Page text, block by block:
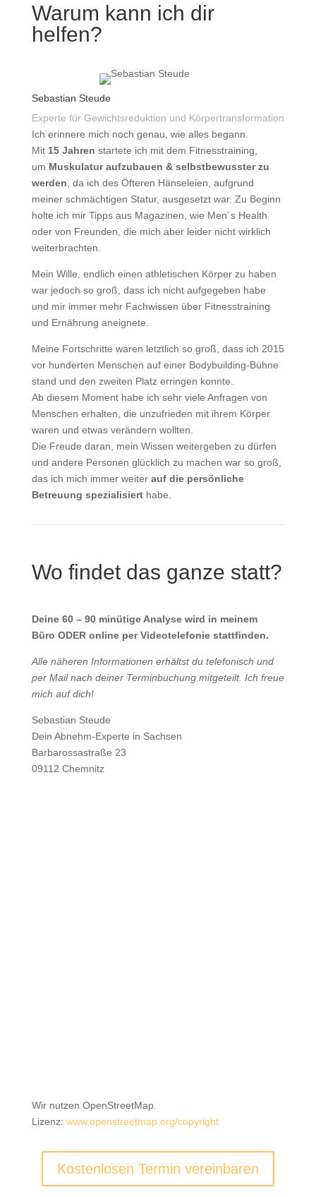
Warum kann ich dir
helfen?
Sebastian Steude
Experte für Gewichtsreduktion und Körpertransformation
Ich erinnere mich noch genau, wie alles begann.
Mit 15 Jahren startete ich mit dem Fitnesstraining,
um Muskulatur aufzubauen & selbstbewusster zu
werden , da ich des Öfteren Hänseleien, aufgrund
meiner schmächtigen Statur, ausgesetzt war. Zu Beginn
holte ich mir Tipps aus Magazinen, wie Men´s Health
oder von Freunden, die mich aber leider nicht wirklich
weiterbrachten.
Mein Wille, endlich einen athletischen Körper zu haben
war jedoch so groß, dass ich nicht aufgegeben habe
und mir immer mehr Fachwissen über Fitnesstraining
und Ernährung aneignete.
Meine Fortschritte waren letztlich so groß, dass ich 2015
vor hunderten Menschen auf einer Bodybuilding-Bühne
stand und den zweiten Platz erringen konnte.
Ab diesem Moment habe ich sehr viele Anfragen von
Menschen erhalten, die unzufrieden mit ihrem Körper
waren und etwas verändern wollten.
Die Freude daran, mein Wissen weitergeben zu dürfen
und andere Personen glücklich zu machen war so groß,
das ich mich immer weiter auf die persönliche
Betreuung spezialisiert habe.
Wo findet das ganze statt?
Deine 60 – 90 minütige Analyse wird in meinem
Büro ODER online per Videotelefonie stattfinden.
Alle näheren Informationen erhältst du telefonisch und
per Mail nach deiner Terminbuchung mitgeteilt. Ich freue
mich auf dich!
Sebastian Steude
Dein Abnehm-Experte in Sachsen
Barbarossastraße 23
09112 Chemnitz
Wir nutzen OpenStreetMap.
Lizenz: www.openstreetmap.org/copyright
Kostenlosen Termin vereinbaren